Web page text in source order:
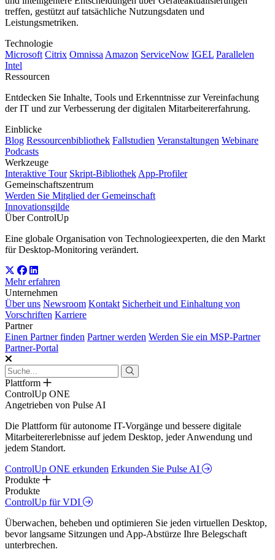
treffen, gestützt auf tatsächliche Nutzungsdaten und
Leistungsmetriken.
Technologie
Microsoft Citrix Omnissa Amazon ServiceNow IGEL Parallelen
Intel
Ressourcen
Entdecken Sie Inhalte, Tools und Erkenntnisse zur Vereinfachung
der IT und zur Verbesserung der digitalen Mitarbeitererfahrung.
Einblicke
Blog Ressourcenbibliothek Fallstudien Veranstaltungen Webinare
Podcasts
Werkzeuge
Interaktive Tour Skript-Bibliothek App-Profiler
Gemeinschaftszentrum
Werden Sie Mitglied der Gemeinschaft
Innovationsgilde
Über ControlUp
Eine globale Organisation von Technologieexperten, die den Markt
für Desktop-Monitoring verändert.
Mehr erfahren
Unternehmen
Über uns Newsroom Kontakt Sicherheit und Einhaltung von
Vorschriften Karriere
Partner
Einen Partner finden Partner werden Werden Sie ein MSP-Partner
Partner-Portal
Plattform
ControlUp ONE
Angetrieben von Pulse AI
Die Plattform für autonome IT-Vorgänge und bessere digitale
Mitarbeitererlebnisse auf jedem Desktop, jeder Anwendung und
jedem Standort.
ControlUp ONE erkunden Erkunden Sie Pulse AI
Produkte
Produkte
ControlUp für VDI
Überwachen, beheben und optimieren Sie jeden virtuellen Desktop,
bevor langsame Sitzungen und App-Abstürze Ihre Belegschaft
unterbrechen.